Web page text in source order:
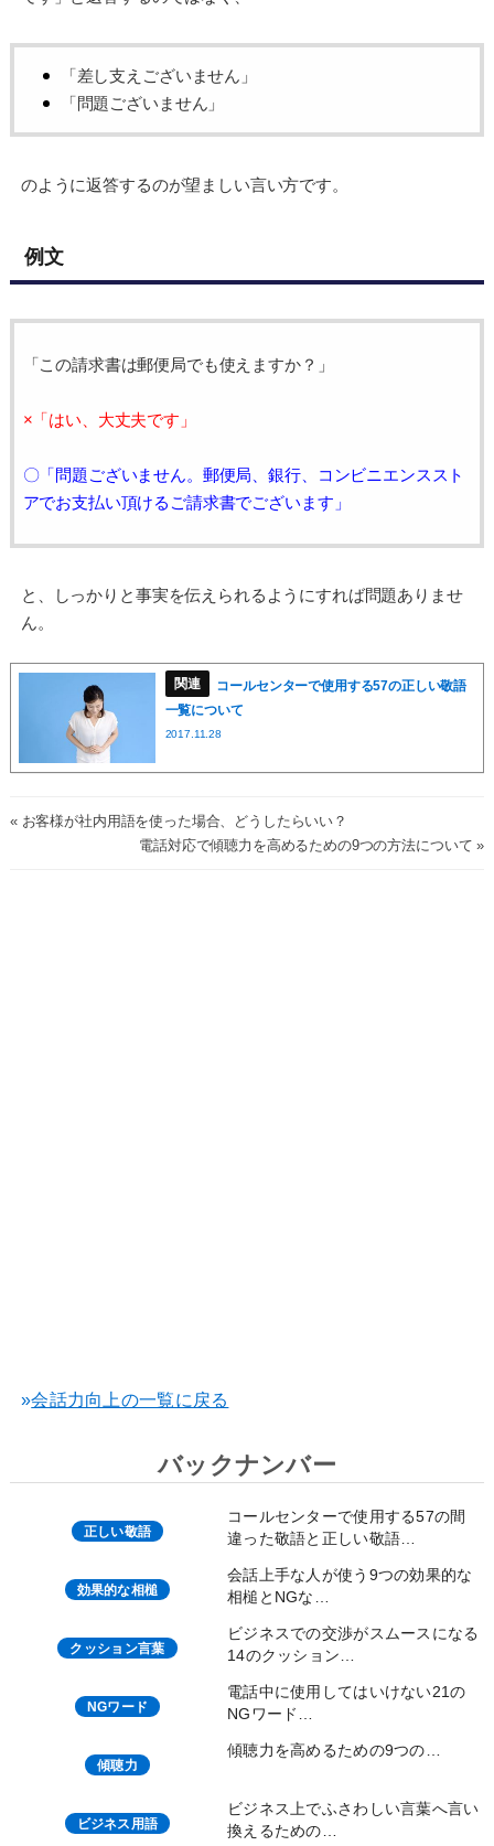
「差し支えございません」
「問題ございません」
のように返答するのが望ましい言い方です。
例文
「この請求書は郵便局でも使えますか？」
×「はい、大丈夫です 」
〇「問題ございません。郵便局、銀行、コンビニエンススト
アでお支払い頂けるご請求書でございます」
と、しっかりと事実を伝えられるようにすれば問題ありませ
ん。
コールセンターで使用する57の正しい敬語
一覧について
2017.11.28
« お客様が社内用語を使った場合、どうしたらいい？
電話対応で傾聴力を高めるための9つの方法について »
»会話力向上の一覧に戻る
バックナンバー
正しい敬語
コールセンターで使用する57の間
違った敬語と正しい敬語…
効果的な相槌
会話上手な人が使う9つの効果的な
相槌とNGな…
クッション言葉
ビジネスでの交渉がスムースになる
14のクッション…
NGワード
電話中に使用してはいけない21の
NGワード…
傾聴力
傾聴力を高めるための9つの…
ビジネス用語
ビジネス上でふさわしい言葉へ言い
換えるための…